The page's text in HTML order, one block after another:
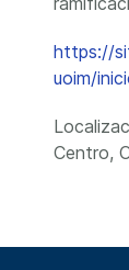
https://
uoim/
Centro,